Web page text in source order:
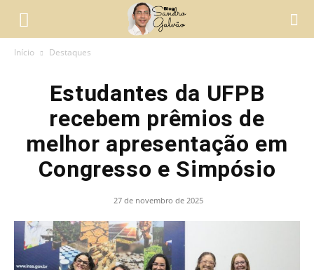
Início Destaques
Estudantes da UFPB
recebem prêmios de
melhor apresentação em
Congresso e Simpósio
27 de novembro de 2025